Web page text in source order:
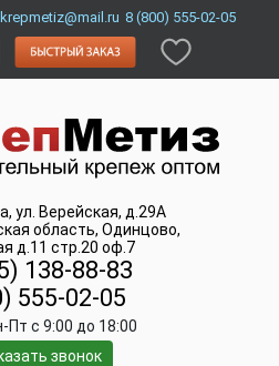
krepmetiz@mail.ru 8 (800) 555-02-05
, ул. Верейская, д.29А
область, Одинцово,
д.11 стр.20 оф.7
138-88-83
555-02-05
Пт c 9:00 до 18:00
звонок